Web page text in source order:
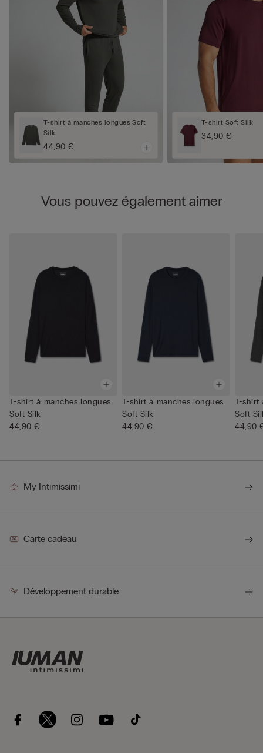
T-shirt à manches longues Soft
Silk
44,90 €
T-shirt Soft Silk
34,90 €
Vous pouvez également aimer
T-shirt à manches longues
Soft Silk
44,90 €
T-shirt à manches longues
Soft Silk
44,90 €
T-shirt
Soft
44,90
My Intimissimi
Carte cadeau
Développement durable